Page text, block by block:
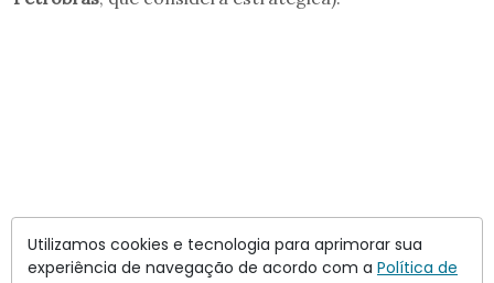
Utilizamos cookies e tecnologia para aprimorar sua
experiência de navegação de acordo com a Política de